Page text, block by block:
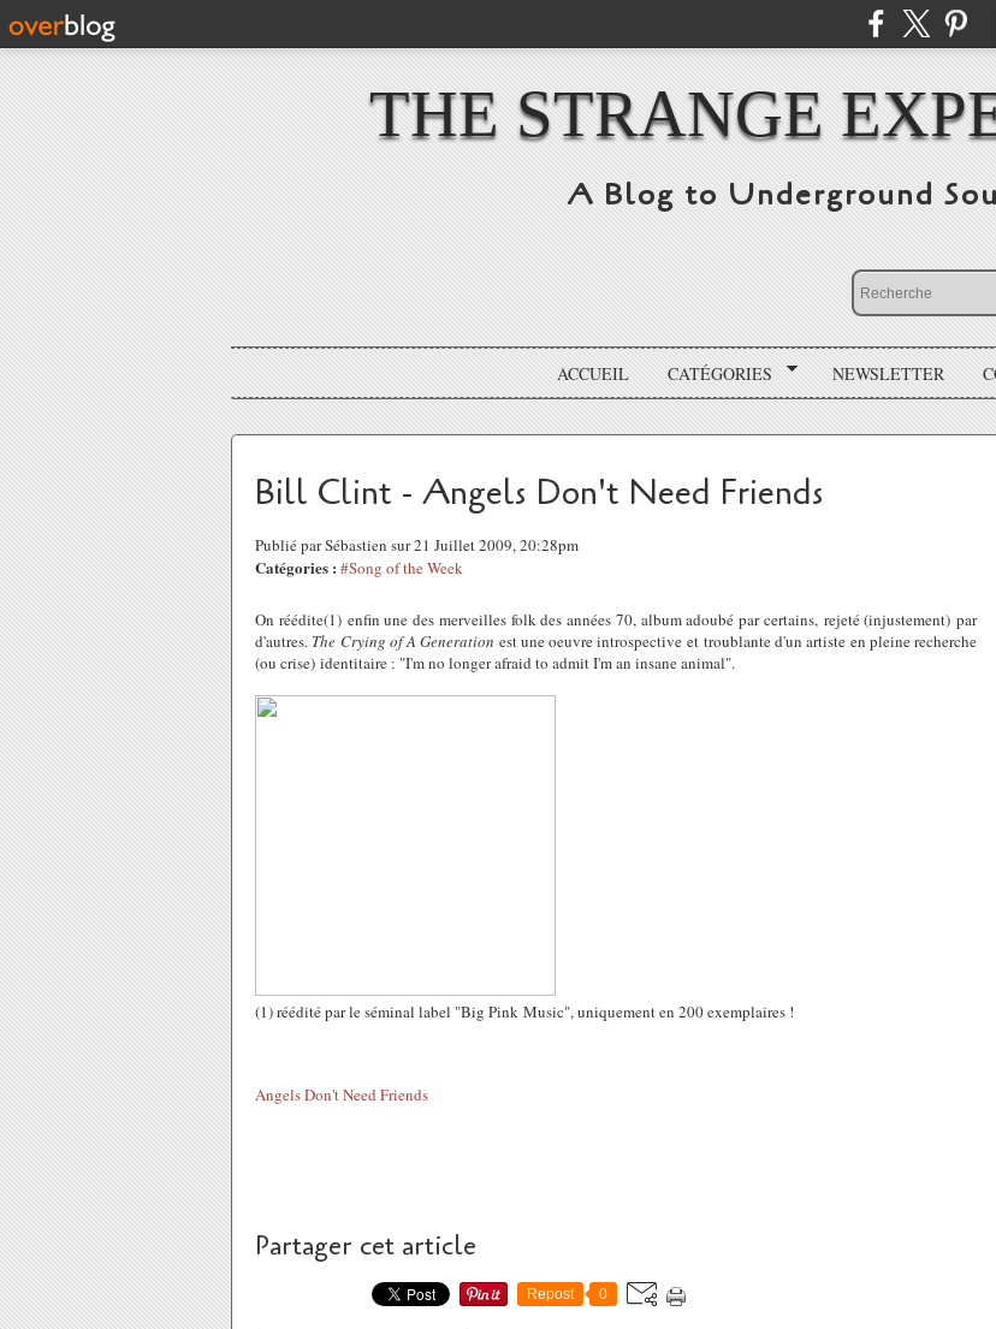
THE STRANGE
A Blog to Underground
ACCUEIL CATÉGORIES NEWSLETTER
Bill Clint - Angels Don't Need Friends
Publié par Sébastien sur 21 Juillet 2009, 20:28pm
Catégories : #Song of the Week
On réédite(1) enfin une des merveilles folk des années 70, album adoubé par certains, rejeté (injustement) par
d'autres. The Crying of A Generation est une oeuvre introspective et troublante d'un artiste en pleine recherche
(ou crise) identitaire : "I'm no longer afraid to admit I'm an insane animal".
(1) réédité par le séminal label "Big Pink Music", uniquement en 200 exemplaires !
Angels Don't Need Friends
Partager cet article
Repost 0